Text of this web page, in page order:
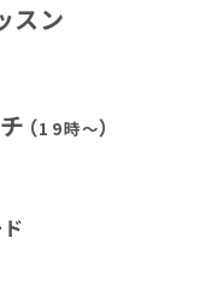
スン
（19時〜）